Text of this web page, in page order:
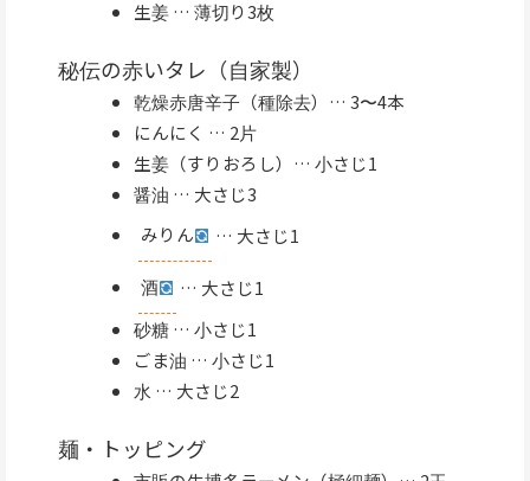
生姜 … 薄切り3枚
秘伝の赤いタレ（自家製）
乾燥赤唐辛子（種除去）… 3〜4本
にんにく … 2片
生姜（すりおろし）… 小さじ1
醤油 … 大さじ3
みりん
… 大さじ1
酒
… 大さじ1
砂糖 … 小さじ1
ごま油 … 小さじ1
水 … 大さじ2
麺・トッピング